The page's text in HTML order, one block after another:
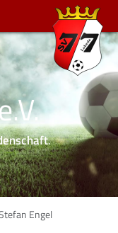
.
Engel